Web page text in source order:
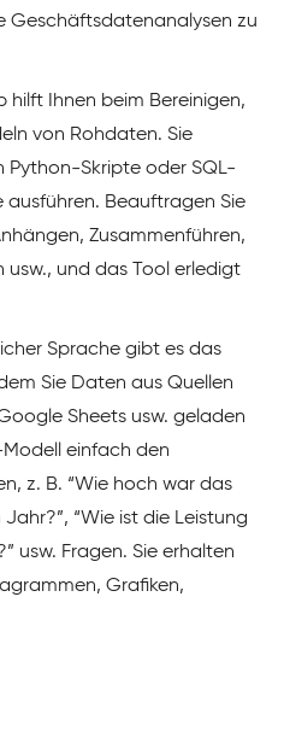
Geschäftsdatenanalysen zu
hilft Ihnen beim Bereinigen,
von Rohdaten. Sie
Python-Skripte oder SQL-
Beauftragen Sie
Zusammenführen,
usw., und das Tool erledigt
Sprache gibt es das
Sie Daten aus Quellen
Sheets usw. geladen
einfach den
z. B. “Wie hoch war das
“Wie ist die Leistung
usw. Fragen. Sie erhalten
Grafiken,